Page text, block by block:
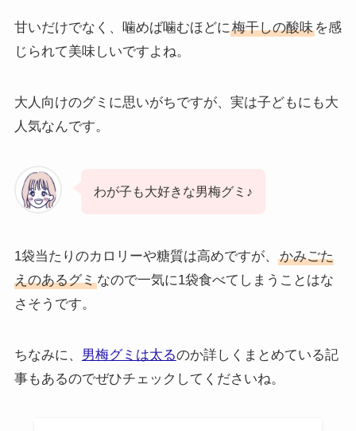
甘いだけでなく、噛めば噛むほどに梅干しの酸味を感
じられて美味しいですよね。
大人向けのグミに思いがちですが、実は子どもにも大
人気なんです。
わが子も大好きな男梅グミ♪
1袋当たりのカロリーや糖質は高めですが、
かみごた
えのあるグミなので一気に1袋食べてしまうことはな
さそうです。
ちなみに、 男梅グミは太るのか詳しくまとめている記
事もあるのでぜひチェックしてくださいね。